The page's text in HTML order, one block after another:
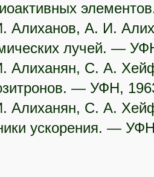
Алиханов, А. И.
лучей. —
Алиханян, С. А.
— УФН,
Алиханян, С. А.
ускорения. —